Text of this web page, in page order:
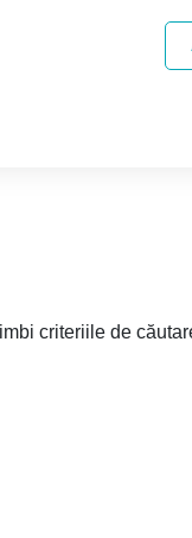
criteriile de